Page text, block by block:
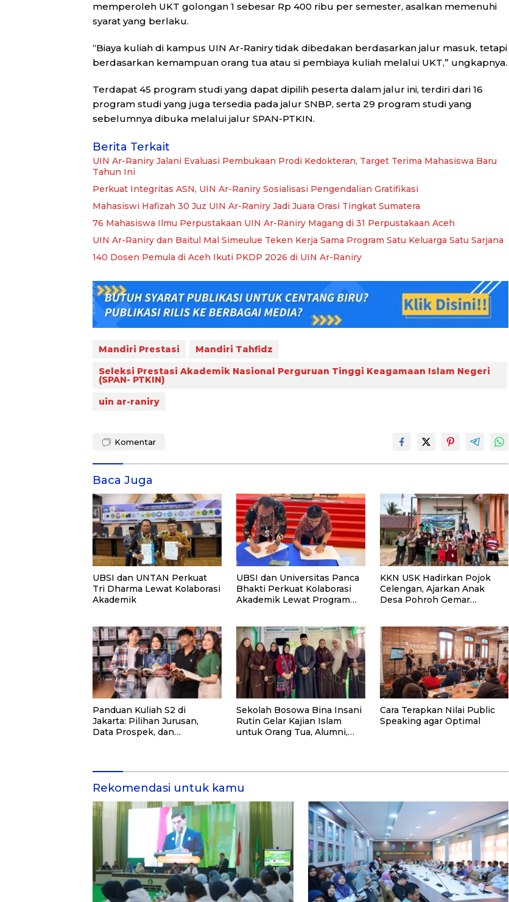
memperoleh UKT golongan 1 sebesar Rp 400 ribu per semester, asalkan memenuhi
syarat yang berlaku.
“Biaya kuliah di kampus UIN Ar-Raniry tidak dibedakan berdasarkan jalur masuk, tetapi
berdasarkan kemampuan orang tua atau si pembiaya kuliah melalui UKT,” ungkapnya.
Terdapat 45 program studi yang dapat dipilih peserta dalam jalur ini, terdiri dari 16
program studi yang juga tersedia pada jalur SNBP, serta 29 program studi yang
sebelumnya dibuka melalui jalur SPAN-PTKIN.
Berita Terkait
UIN Ar-Raniry Jalani Evaluasi Pembukaan Prodi Kedokteran, Target Terima Mahasiswa Baru
Tahun Ini
Perkuat Integritas ASN, UIN Ar-Raniry Sosialisasi Pengendalian Gratifikasi
Mahasiswi Hafizah 30 Juz UIN Ar-Raniry Jadi Juara Orasi Tingkat Sumatera
76 Mahasiswa Ilmu Perpustakaan UIN Ar-Raniry Magang di 31 Perpustakaan Aceh
UIN Ar-Raniry dan Baitul Mal Simeulue Teken Kerja Sama Program Satu Keluarga Satu Sarjana
140 Dosen Pemula di Aceh Ikuti PKDP 2026 di UIN Ar-Raniry
Mandiri Prestasi
Mandiri Tahfidz
Seleksi Prestasi Akademik Nasional Perguruan Tinggi Keagamaan Islam Negeri
(SPAN- PTKIN)
uin ar-raniry
Komentar
Baca Juga
UBSI dan UNTAN Perkuat
Tri Dharma Lewat Kolaborasi
Akademik
UBSI dan Universitas Panca
Bhakti Perkuat Kolaborasi
Akademik Lewat Program
KKN USK Hadirkan Pojok
Celengan, Ajarkan Anak
Desa Pohroh Gemar
Panduan Kuliah S2 di
Jakarta: Pilihan Jurusan,
Data Prospek, dan
Sekolah Bosowa Bina Insani
Rutin Gelar Kajian Islam
untuk Orang Tua, Alumni,
Cara Terapkan Nilai Public
Speaking agar Optimal
Rekomendasi untuk kamu